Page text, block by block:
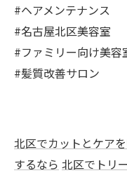
#ヘアメンテナンス
#名古屋北区美容室
#ファミリー向け美容
#髪質改善サロン
北区でカットとケア
するなら 北区でトリ